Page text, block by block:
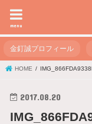
menu
金釘誠プロフィール
HOME
2017.08.20